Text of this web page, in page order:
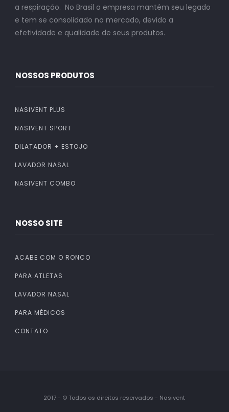
a respiração. No Brasil a empresa mantém seu legado
e tem se consolidado no mercado, devido a
efetividade e qualidade de seus produtos.
NOSSOS PRODUTOS
NASIVENT PLUS
NASIVENT SPORT
DILATADOR + ESTOJO
LAVADOR NASAL
NASIVENT COMBO
NOSSO SITE
ACABE COM O RONCO
PARA ATLETAS
LAVADOR NASAL
PARA MÉDICOS
CONTATO
2017 - © Todos os direitos reservados - Nasivent